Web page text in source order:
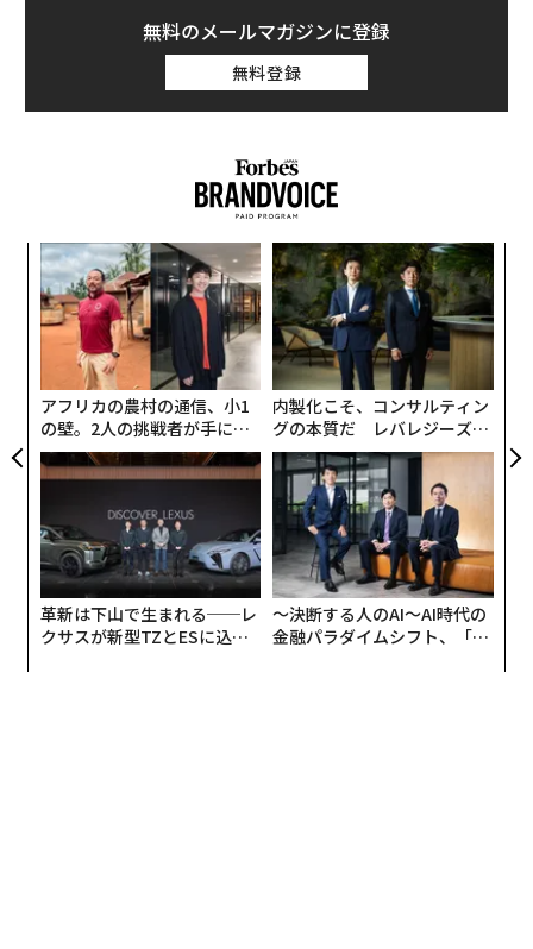
サイズは文具はさみと同程度のため、海苔のように薄い
食材やネギのように細かい食材を切る際も扱いやすい。
切るモノをしっかり挟み込むギザ刃を採用していて、滑
って切りにくい生肉や昆布のような硬い食材も切りやす
くなっているのもポイントだ。
無料のメールマガジンに登録
無料登録
アフリカの農村の通信、小1
の壁。2人の挑戦者が手にし
た「次なる武器」
内製化こそ、コンサルティン
グの本質だ レバレジーズが
実践する、次世代ファームの
全貌
革新は下山で生まれる──レ
クサスが新型TZとESに込め
〜決断する人のAI〜AI時代の
金融パラダイムシフト、「超